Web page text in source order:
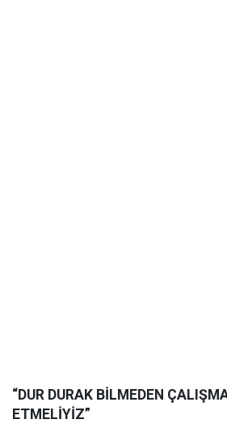
“DUR DURAK BİLMEDEN
ETMELİYİZ”